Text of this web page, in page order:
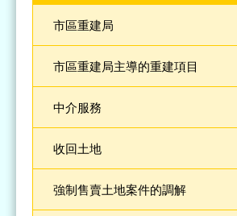
強制售賣土地案件的調解
收回土地
中介服務
市區重建局主導的重建項目
市區重建局